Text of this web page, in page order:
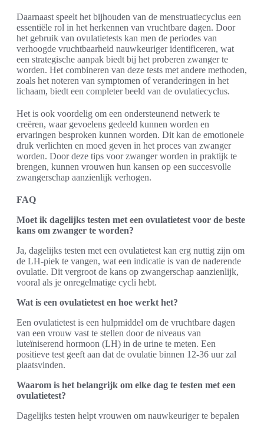
Daarnaast speelt het bijhouden van de menstruatiecyclus een
essentiële rol in het herkennen van vruchtbare dagen. Door
het gebruik van ovulatietests kan men de periodes van
verhoogde vruchtbaarheid nauwkeuriger identificeren, wat
een strategische aanpak biedt bij het proberen zwanger te
worden. Het combineren van deze tests met andere methoden,
zoals het noteren van symptomen of veranderingen in het
lichaam, biedt een completer beeld van de ovulatiecyclus.
Het is ook voordelig om een ondersteunend netwerk te
creëren, waar gevoelens gedeeld kunnen worden en
ervaringen besproken kunnen worden. Dit kan de emotionele
druk verlichten en moed geven in het proces van zwanger
worden. Door deze tips voor zwanger worden in praktijk te
brengen, kunnen vrouwen hun kansen op een succesvolle
zwangerschap aanzienlijk verhogen.
FAQ
Moet ik dagelijks testen met een ovulatietest voor de beste
kans om zwanger te worden?
Ja, dagelijks testen met een ovulatietest kan erg nuttig zijn om
de LH-piek te vangen, wat een indicatie is van de naderende
ovulatie. Dit vergroot de kans op zwangerschap aanzienlijk,
vooral als je onregelmatige cycli hebt.
Wat is een ovulatietest en hoe werkt het?
Een ovulatietest is een hulpmiddel om de vruchtbare dagen
van een vrouw vast te stellen door de niveaus van
luteïniserend hormoon (LH) in de urine te meten. Een
positieve test geeft aan dat de ovulatie binnen 12-36 uur zal
plaatsvinden.
Waarom is het belangrijk om elke dag te testen met een
ovulatietest?
Dagelijks testen helpt vrouwen om nauwkeuriger te bepalen